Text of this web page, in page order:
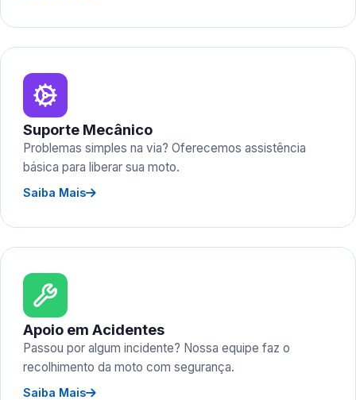
Suporte Mecânico
Problemas simples na via? Oferecemos assistência
básica para liberar sua moto.
Saiba Mais
Apoio em Acidentes
Passou por algum incidente? Nossa equipe faz o
recolhimento da moto com segurança.
Saiba Mais